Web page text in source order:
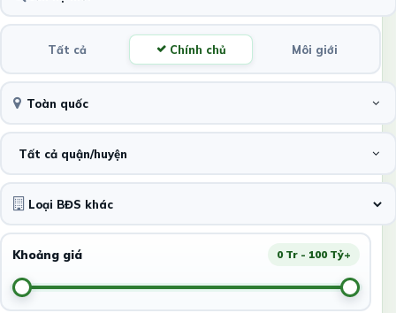
Tất cả Chính chủ Môi giới
Toàn quốc
Tất cả quận/huyện
Khoảng giá 0 Tr - 100 Tỷ+